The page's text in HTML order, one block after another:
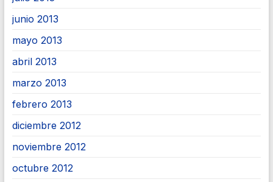
junio 2013
mayo 2013
abril 2013
marzo 2013
febrero 2013
diciembre 2012
noviembre 2012
octubre 2012